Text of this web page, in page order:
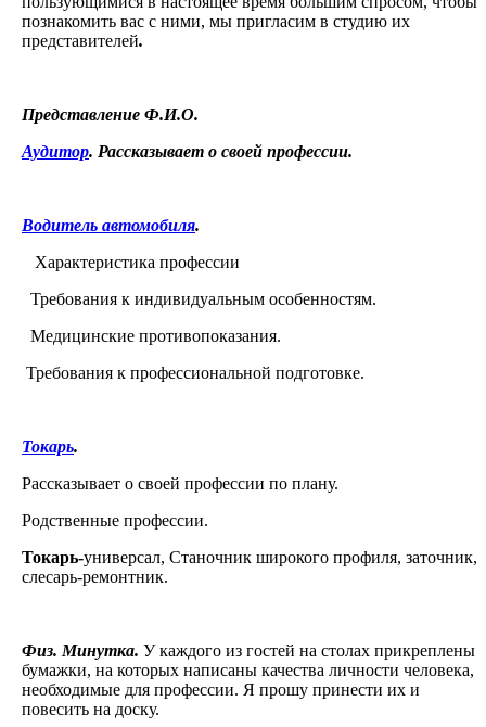
познакомить вас с ними, мы пригласим в студию их
представителей.
Представление Ф.И.О.
Аудитор. Рассказывает о своей профессии.
Водитель автомобиля.
Характеристика профессии
Требования к индивидуальным особенностям.
Медицинские противопоказания.
Требования к профессиональной подготовке.
Токарь.
Рассказывает о своей профессии по плану.
Родственные профессии.
Токарь-универсал, Станочник широкого профиля, заточник,
слесарь-ремонтник.
Физ. Минутка. У каждого из гостей на столах прикреплены
бумажки, на которых написаны качества личности человека,
необходимые для профессии. Я прошу принести их и
повесить на доску.